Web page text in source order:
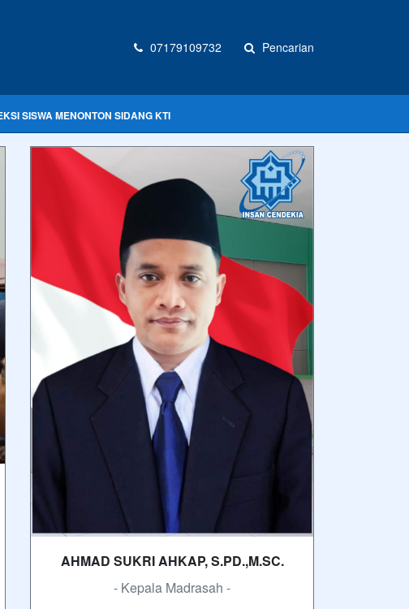
07179109732 Pencarian
SISWA MENONTON SIDANG KTI
AHMAD SUKRI AHKAP, S.PD.,M.SC.
- Kepala Madrasah -